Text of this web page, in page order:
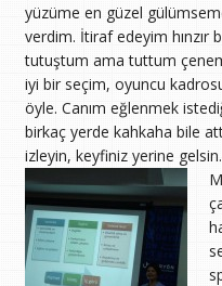
yüzüme en güzel
verdim. İtiraf edeyim hınzır
tutuştum ama tuttum
iyi bir seçim, oyuncu
öyle. Canım eğlenmek
birkaç yerde kahkaha bile
izleyin, keyfiniz yerine gelsin.